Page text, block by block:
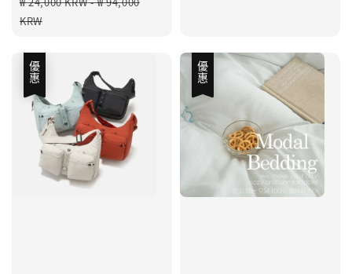
price
KRW
優惠 優惠